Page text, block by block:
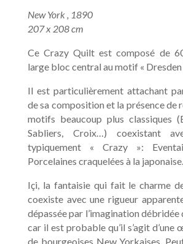
New York , 1890
207 x 208 cm
Ce Crazy Quilt est composé de
large bloc central au motif « Dresden
Il est particulièrement attachant
de sa composition et la présence de
motifs beaucoup plus classiques
Sabliers, Croix…) coexistant
typiquement « Crazy »:
Porcelaines craquelées à la japonaise.
Içi, la fantaisie qui fait le charme
coexiste avec une rigueur
dépassée par l’imagination débridée
car il est probable qu’il s’agit
de bourgeoises New Yorkaises.